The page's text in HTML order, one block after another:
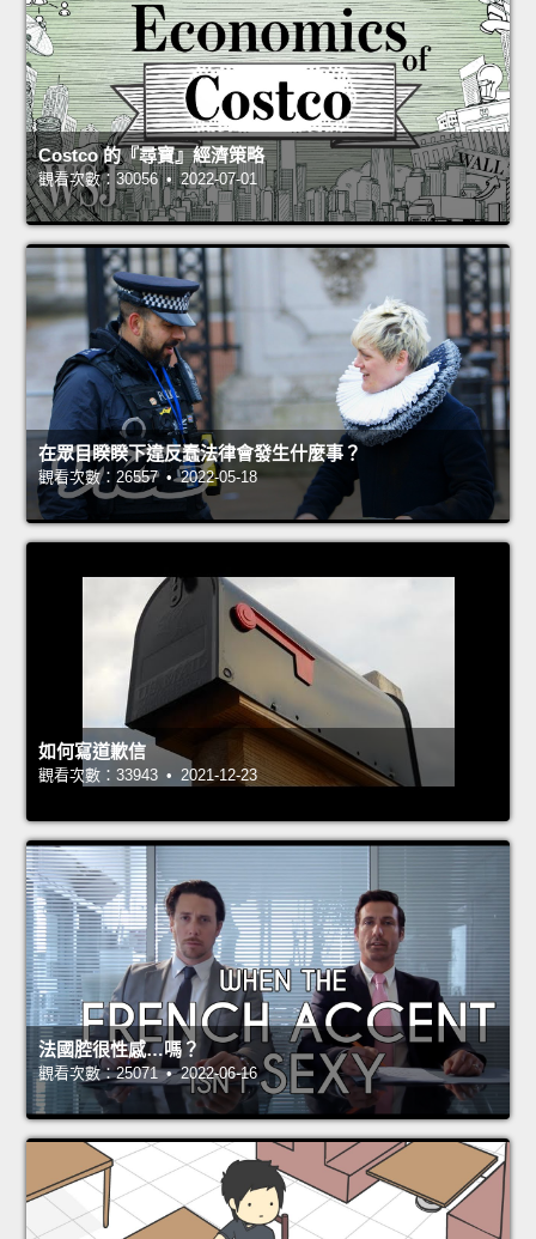
Costco 的『尋寶』經濟策略
觀看次數：30056 • 2022-07-01
在眾目睽睽下違反蠢法律會發生什麼事？
觀看次數：26557 • 2022-05-18
如何寫道歉信
觀看次數：33943 • 2021-12-23
法國腔很性感…嗎？
觀看次數：25071 • 2022-06-16